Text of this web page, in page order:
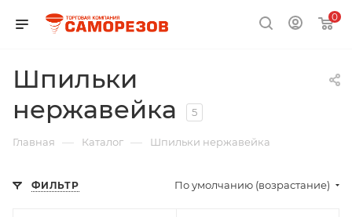
0
Шпильки
нержавейка
5
Главная — Каталог — Шпильки нержавейка
ФИЛЬТР По умолчанию (возрастание)